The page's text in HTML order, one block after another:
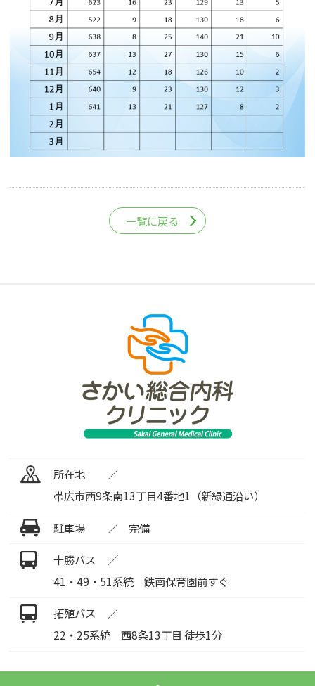
一覧に戻る
所在地
帯広市西9条南13丁目4番地1（新緑通沿い）
駐車場 完備
十勝バス
41・49・51系統 鉄南保育園前すぐ
拓殖バス
22・25系統 西8条13丁目 徒歩1分